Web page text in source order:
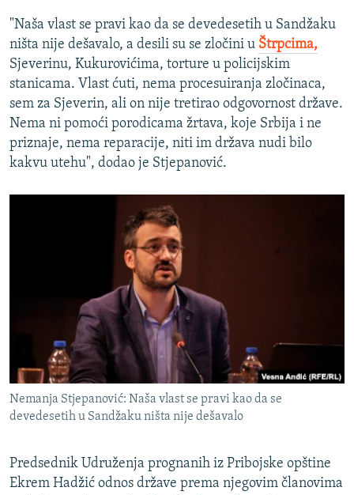
"Naša vlast se pravi kao da se devedesetih u Sandžaku
ništa nije dešavalo, a desili su se zločini u Štrpcima,
Sjeverinu, Kukurovićima, torture u policijskim
stanicama. Vlast ćuti, nema procesuiranja zločinaca,
sem za Sjeverin, ali on nije tretirao odgovornost države.
Nema ni pomoći porodicama žrtava, koje Srbija i ne
priznaje, nema reparacije, niti im država nudi bilo
kakvu utehu", dodao je Stjepanović.
Nemanja Stjepanović: Naša vlast se pravi kao da se
devedesetih u Sandžaku ništa nije dešavalo
Predsednik Udruženja prognanih iz Pribojske opštine
Ekrem Hadžić odnos države prema njegovim članovima